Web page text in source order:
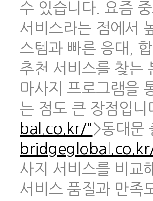
수 있습니다. 요즘
서비스라는 점에서
스템과 빠른 응대,
추천 서비스를 찾는
마사지 프로그램을
는 점도 큰 장점입
bal.co.kr/">동대문
사지 서비스를 비교
서비스 품질과 만족